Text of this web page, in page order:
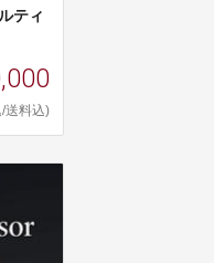
ティ
送料込)